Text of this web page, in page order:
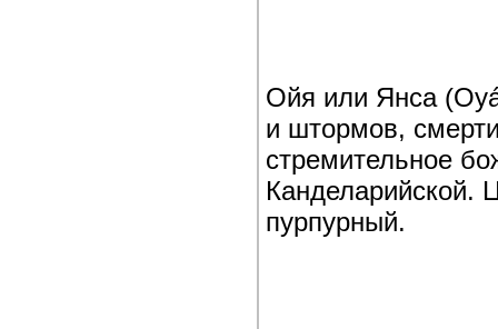
Ойя или Янса
и штормов,
стремительное
Канделарийской.
пурпурный.